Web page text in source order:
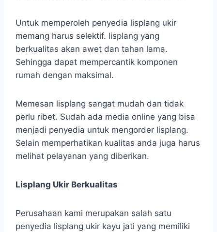
Untuk memperoleh penyedia lisplang ukir
memang harus selektif. lisplang yang
berkualitas akan awet dan tahan lama.
Sehingga dapat mempercantik komponen
rumah dengan maksimal.
Memesan lisplang sangat mudah dan tidak
perlu ribet. Sudah ada media online yang bisa
menjadi penyedia untuk mengorder lisplang.
Selain memperhatikan kualitas anda juga harus
melihat pelayanan yang diberikan.
Lisplang Ukir Berkualitas
Perusahaan kami merupakan salah satu
penyedia lisplang ukir kayu jati yang memiliki